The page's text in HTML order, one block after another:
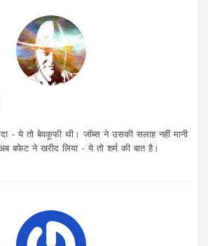
- ये तो बेवकूफी थी। जॉब्स ने उसकी सलाह नहीं मानी
बफेट ने खरीद लिया - ये तो शर्म की बात है।